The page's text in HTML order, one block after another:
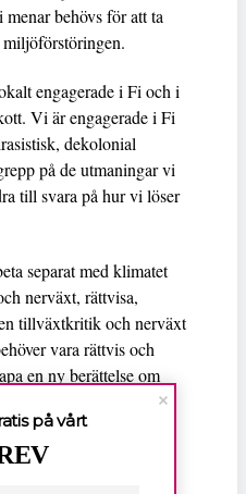
behövs för att ta
engagerade i Fi och i
Vi är engagerade i Fi
dekolonial
på de utmaningar vi
till svara på hur vi löser
separat med klimatet
nerväxt, rättvisa,
tillväxtkritik och nerväxt
vara rättvis och
en ny berättelse om
besvarar frågan om
vill Fi vara
på vårt